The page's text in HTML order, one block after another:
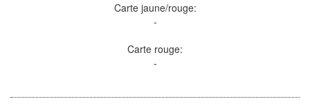
Carte jaune/rouge:
-
Carte rouge:
-